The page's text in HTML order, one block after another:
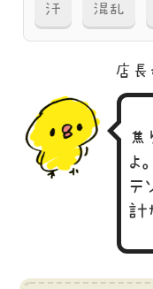
汗 混乱
店長
焦
よ。
テ
計